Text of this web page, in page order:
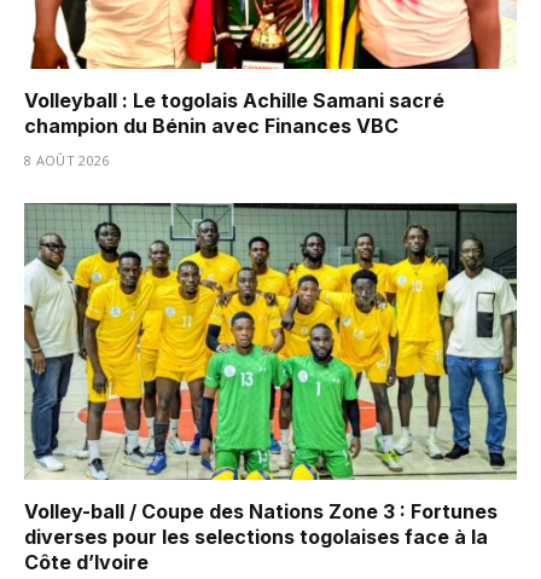
Volleyball : Le togolais Achille Samani sacré
champion du Bénin avec Finances VBC
8 AOÛT 2026
Volley-ball / Coupe des Nations Zone 3 : Fortunes
diverses pour les selections togolaises face à la
Côte d’Ivoire